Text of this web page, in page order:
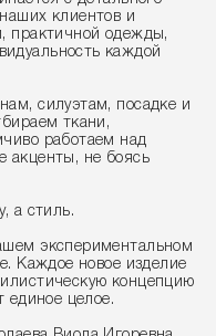
клиентов и
практичной одежды,
каждой
силуэтам, посадке и
ткани,
работаем над
акценты, не боясь
а стиль.
экспериментальном
Каждое новое изделие
концепцию
единое целое.